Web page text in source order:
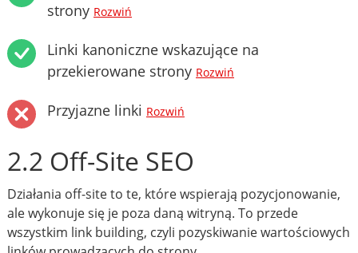
strony Rozwiń
Linki kanoniczne wskazujące na
przekierowane strony Rozwiń
Przyjazne linki Rozwiń
2.2 Off-Site SEO
Działania off-site to te, które wspierają pozycjonowanie,
ale wykonuje się je poza daną witryną. To przede
wszystkim link building, czyli pozyskiwanie wartościowych